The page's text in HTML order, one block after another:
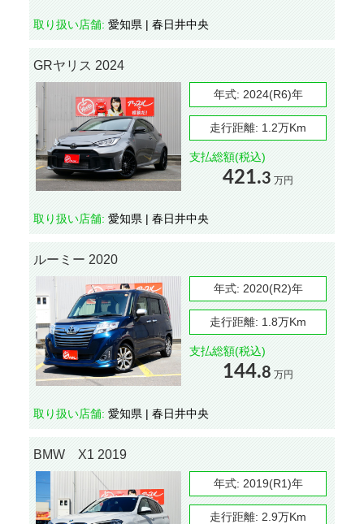
取り扱い店舗: 愛知県 | 春日井中央
GRヤリス 2024
年式: 2024(R6)年
走行距離: 1.2万Km
支払総額(税込)
421.3 万円
取り扱い店舗: 愛知県 | 春日井中央
ルーミー 2020
年式: 2020(R2)年
走行距離: 1.8万Km
支払総額(税込)
144.8 万円
取り扱い店舗: 愛知県 | 春日井中央
BMW X1 2019
年式: 2019(R1)年
走行距離: 2.9万Km